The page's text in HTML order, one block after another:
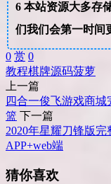
6本站资源大多存
们我们会第一时间
0 赏 0
教程棋牌源码菠萝
上一篇
四合一俊飞游戏商
篮 下一篇
2020年星耀刀锋版
APP+web端
猜你喜欢